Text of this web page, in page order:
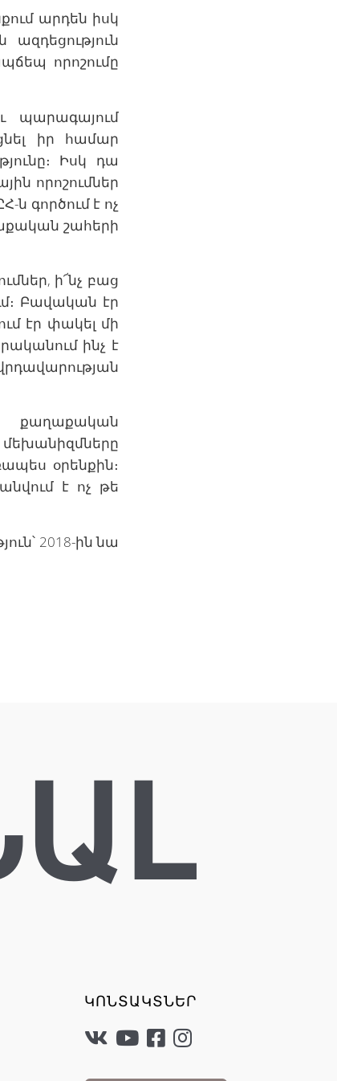
արդեն իսկ
որոշումը
պարագայում
իր համար
Իսկ դա
որոշումներ
ն գործում է ոչ
շահերի
ի՜նչ բաց
Բավական էր
էր փակել մի
ինչ է
քաղաքական
օրենքին։
է ոչ թե
2018-ին նա
ԿՈՆՏԱԿՏՆԵՐ